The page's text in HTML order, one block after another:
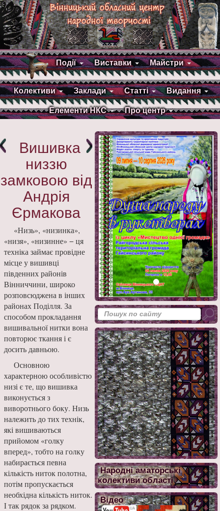
Події Виставки Майстри
Колективи Заклади Статті Видання
Елементи НКС Про центр
Народні аматорські
колективи області
Відео
Вишивка
низзю
замковою від
Андрія
Єрмакова
«Низь», «низинка»,
«низя», «низинне» − ця
техніка займає провідне
місце у вишивці
південних районів
Вінниччини, широко
розповсюджена в інших
районах Поділля. За
способом прокладання
вишивальної нитки вона
повторює ткання і є
досить давньою.
Основною
характерною особливістю
низі є те, що вишивка
виконується з
виворотнього боку. Низь
належить до тих технік,
які вишиваються
прийомом «голку
вперед», тобто на голку
набирається певна
кількість ниток полотна,
потім пропускається
необхідна кількість ниток.
І так рядок за рядком.